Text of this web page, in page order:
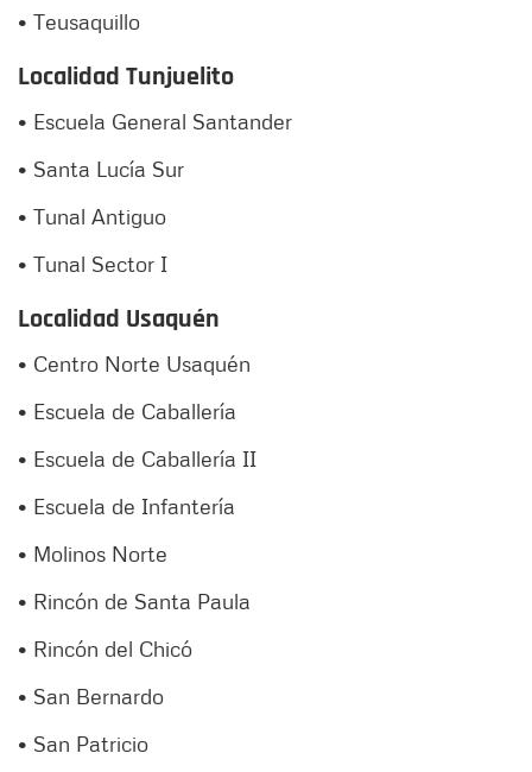
• Teusaquillo
Localidad Tunjuelito
• Escuela General Santander
• Santa Lucía Sur
• Tunal Antiguo
• Tunal Sector I
Localidad Usaquén
• Centro Norte Usaquén
• Escuela de Caballería
• Escuela de Caballería II
• Escuela de Infantería
• Molinos Norte
• Rincón de Santa Paula
• Rincón del Chicó
• San Bernardo
• San Patricio